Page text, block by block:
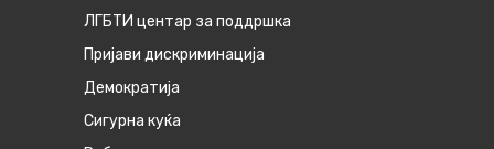
ЛГБТИ центар за поддршка
Пријави дискриминација
Демократија
Сигурна куќа